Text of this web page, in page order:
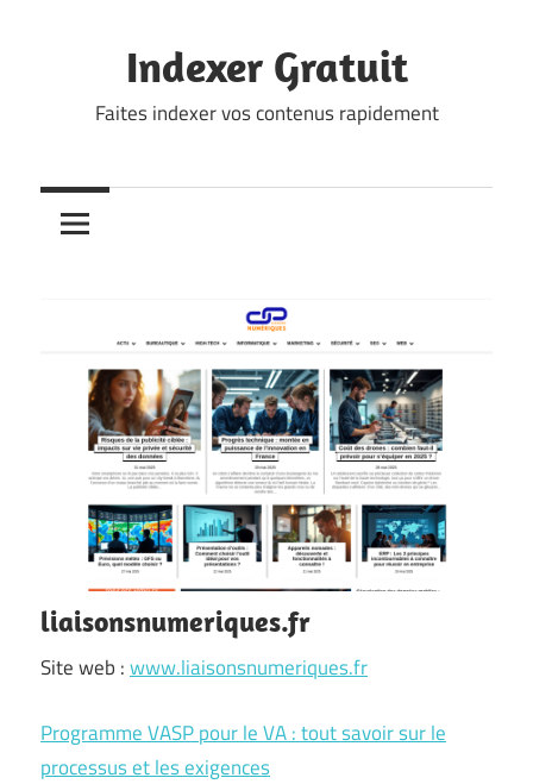
Indexer Gratuit
Faites indexer vos contenus rapidement
liaisonsnumeriques.fr
Site web :www.liaisonsnumeriques.fr
Programme VASP pour le VA : tout savoir sur le
processus et les exigences